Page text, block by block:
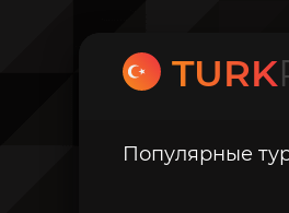
TURK
Популярные